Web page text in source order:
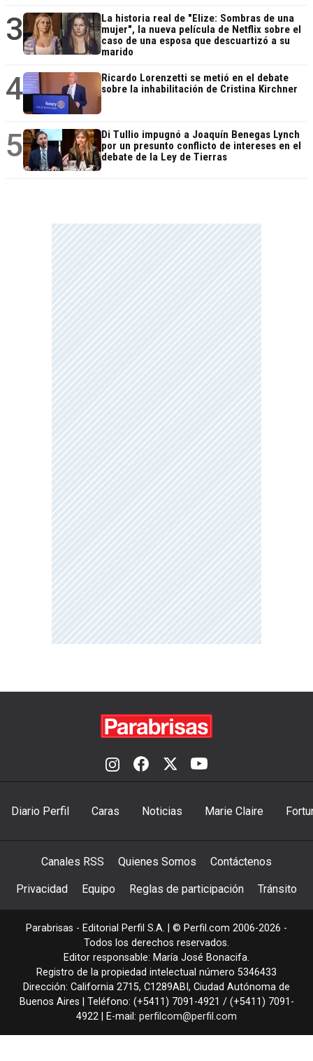
3
La historia real de "Elize: Sombras de una
mujer", la nueva película de Netflix sobre el
caso de una esposa que descuartizó a su
marido
4
Ricardo Lorenzetti se metió en el debate
sobre la inhabilitación de Cristina Kirchner
5
Di Tullio impugnó a Joaquín Benegas Lynch
por un presunto conflicto de intereses en el
debate de la Ley de Tierras
Diario Perfil Caras Noticias Marie Claire
Canales RSS Quienes Somos Contáctenos
Privacidad Equipo Reglas de participación Tránsito
Parabrisas - Editorial Perfil S.A. | © Perfil.com 2006-2026 -
Todos los derechos reservados.
Editor responsable: María José Bonacifa.
Registro de la propiedad intelectual número 5346433
Dirección: California 2715, C1289ABI , Ciudad Autónoma de
Buenos Aires | Teléfono: (+5411) 7091-4921 / (+5411) 7091-
4922 | E-mail: perfilcom@perfil.com